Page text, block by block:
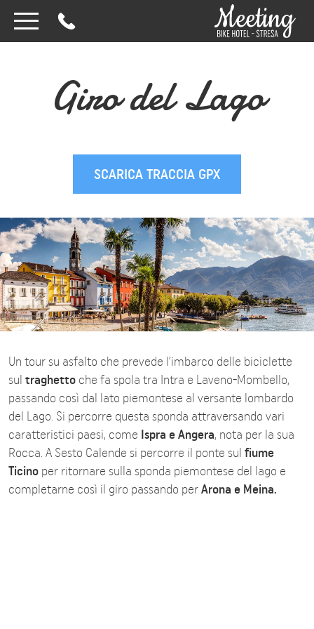
Giro del Lago
SCARICA TRACCIA GPX
Un tour su asfalto che prevede l’imbarco delle biciclette
sul traghetto che fa spola tra Intra e Laveno-Mombello,
passando così dal lato piemontese al versante lombardo
del Lago. Si percorre questa sponda attraversando vari
caratteristici paesi, come Ispra e Angera, nota per la sua
Rocca. A Sesto Calende si percorre il ponte sul fiume
Ticino per ritornare sulla sponda piemontese del lago e
completarne così il giro passando perArona e Meina.